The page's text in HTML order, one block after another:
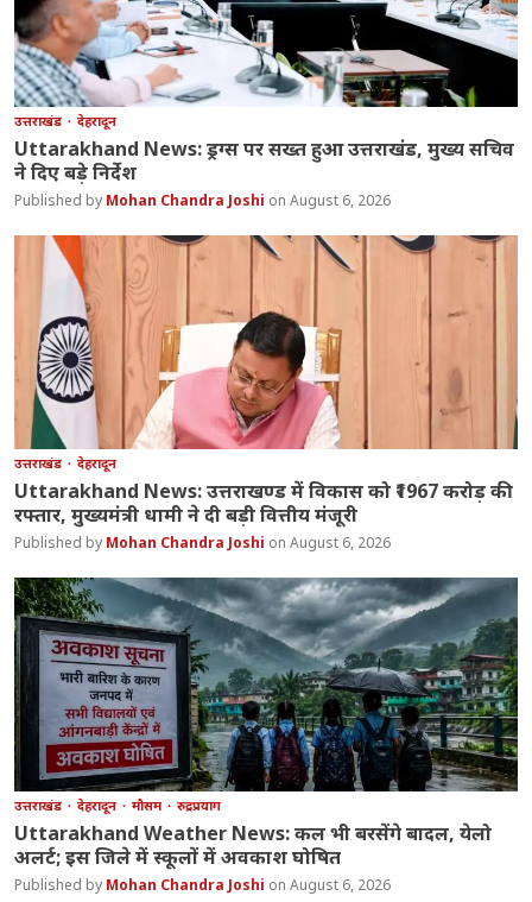
उत्तराखंड देहरादून
Uttarakhand News: ड्रग्स पर सख्त हुआ उत्तराखंड, मुख्य सचिव
ने दिए बड़े निर्देश
Mohan Chandra Joshi August 6, 2026
उत्तराखंड देहरादून
Uttarakhand News: उत्तराखण्ड में विकास को ₹1967 करोड़ की
रफ्तार, मुख्यमंत्री धामी ने दी बड़ी वित्तीय मंजूरी
Mohan Chandra Joshi August 6, 2026
उत्तराखंड देहरादून मौसम रुद्रप्रयाग
Uttarakhand Weather News: कल भी बरसेंगे बादल, येलो
अलर्ट; इस जिले में स्कूलों में अवकाश घोषित
Mohan Chandra Joshi August 6, 2026